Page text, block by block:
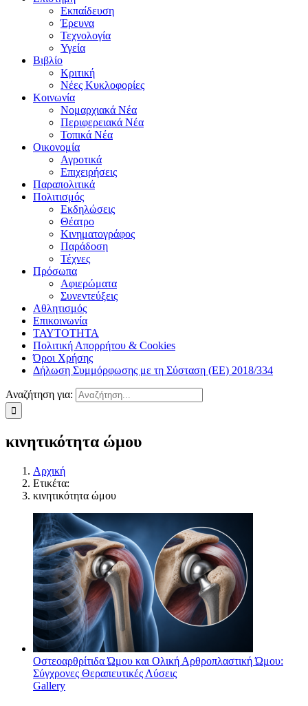
Εκπαίδευση
Έρευνα
Τεχνολογία
Υγεία
Βιβλίο
Κριτική
Νέες Κυκλοφορίες
Κοινωνία
Νομαρχιακά Νέα
Περιφερειακά Νέα
Τοπικά Νέα
Οικονομία
Αγροτικά
Επιχειρήσεις
Παραπολιτικά
Πολιτισμός
Εκδηλώσεις
Θέατρο
Κινηματογράφος
Παράδοση
Τέχνες
Πρόσωπα
Αφιερώματα
Συνεντεύξεις
Αθλητισμός
Επικοινωνία
ΤΑΥΤΟΤΗΤΑ
Πολιτική Απορρήτου & Cookies
Όροι Χρήσης
Δήλωση Συμμόρφωσης με τη Σύσταση (ΕΕ) 2018/334
Αναζήτηση για:
κινητικότητα ώμου
Αρχική
Ετικέτα:
κινητικότητα ώμου
Οστεοαρθρίτιδα Ώμου και Ολική Αρθροπλαστική Ώμου:
Σύγχρονες Θεραπευτικές Λύσεις
Gallery